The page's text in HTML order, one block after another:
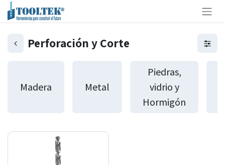
Perforación y Corte
Madera Metal
Piedras,
vidrio y
Hormigón